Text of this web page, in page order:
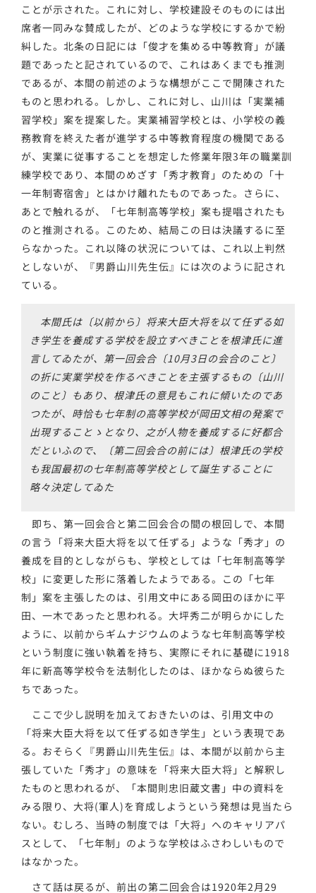
ことが示された。これに対し、学校建設そのものには出
席者一同みな賛成したが、どのような学校にするかで紛
糾した。北条の日記には「俊才を集める中等教育」が議
題であったと記されているので、これはあくまでも推測
であるが、本間の前述のような構想がここで開陳された
ものと思われる。しかし、これに対し、山川は「実業補
習学校」案を提案した。実業補習学校とは、小学校の義
務教育を終えた者が進学する中等教育程度の機関である
が、実業に従事することを想定した修業年限3年の職業訓
練学校であり、本間のめざす「秀才教育」のための「十
一年制寄宿舎」とはかけ離れたものであった。さらに、
あとで触れるが、「七年制高等学校」案も提唱されたも
のと推測される。このため、結局この日は決議するに至
らなかった。これ以降の状況については、これ以上判然
としないが、『男爵山川先生伝』には次のように記され
ている。
本間氏は〔以前から〕将来大臣大将を以て任ずる如
き学生を養成する学校を設立すべきことを根津氏に進
言してゐたが、第一回会合〔10月3日の会合のこと〕
の折に実業学校を作るべきことを主張するもの〔山川
のこと〕もあり、根津氏の意見もこれに傾いたのであ
つたが、時恰も七年制の高等学校が岡田文相の発案で
出現することゝとなり、之が人物を養成するに好都合
だといふので、〔第二回会合の前には〕根津氏の学校
も我国最初の七年制高等学校として誕生することに
略々決定してゐた
即ち、第一回会合と第二回会合の間の根回しで、本間
の言う「将来大臣大将を以て任ずる」ような「秀才」の
養成を目的としながらも、学校としては「七年制高等学
校」に変更した形に落着したようである。この「七年
制」案を主張したのは、引用文中にある岡田のほかに平
田、一木であったと思われる。大坪秀二が明らかにした
ように、以前からギムナジウムのような七年制高等学校
という制度に強い執着を持ち、実際にそれに基礎に1918
年に新高等学校令を法制化したのは、ほかならぬ彼らた
ちであった。
ここで少し説明を加えておきたいのは、引用文中の
「将来大臣大将を以て任ずる如き学生」という表現であ
る。おそらく『男爵山川先生伝』は、本間が以前から主
張していた「秀才」の意味を「将来大臣大将」と解釈し
たものと思われるが、「本間則忠旧蔵文書」中の資料を
みる限り、大将(軍人)を育成しようという発想は見当たら
ない。むしろ、当時の制度では「大将」へのキャリアパ
スとして、「七年制」のような学校はふさわしいもので
はなかった。
さて話は戻るが、前出の第二回会合は1920年2月29